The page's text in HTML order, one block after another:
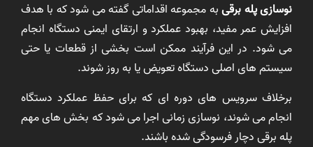
نوسازی پله برقیبه مجموعه اقداماتی گفته می شود که با هدف
افزایش عمر مفید، بهبود عملکرد و ارتقای ایمنی دستگاه انجام
می شود. در این فرآیند ممکن است بخشی از قطعات یا حتی
سیستم های اصلی دستگاه تعویض یا به روز شوند.
برخلاف سرویس های دوره ای که برای حفظ عملکرد دستگاه
انجام می شوند، نوسازی زمانی اجرا می شود که بخش های مهم
پله برقی دچار فرسودگی شده باشند.